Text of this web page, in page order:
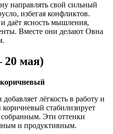
направлять свой сильный
избегая конфликтов.
даёт ясность мышления,
Вместе они делают Овна
20 мая)
лёгкость в работу и
стабилизирует
собранным. Эти оттенки
и продуктивным.